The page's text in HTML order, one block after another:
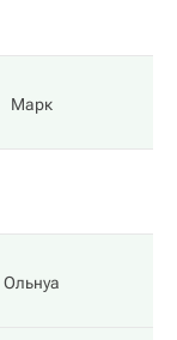
Марк
Ольнуа